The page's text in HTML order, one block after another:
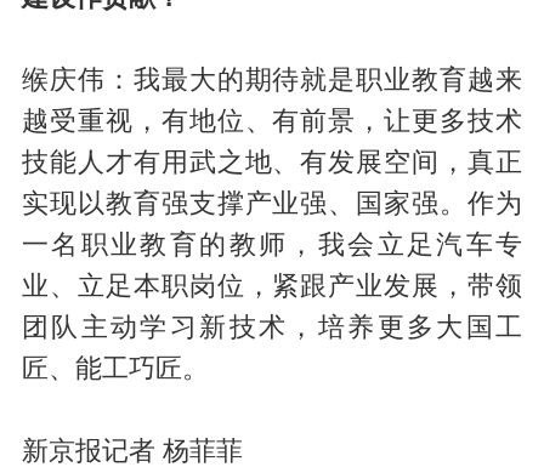
缑庆伟：我最大的期待就是职业教育越来
越受重视，有地位、有前景，让更多技术
技能人才有用武之地、有发展空间，真正
实现以教育强支撑产业强、国家强。作为
一名职业教育的教师，我会立足汽车专
业、立足本职岗位，紧跟产业发展，带领
团队主动学习新技术，培养更多大国工
匠、能工巧匠。
新京报记者 杨菲菲